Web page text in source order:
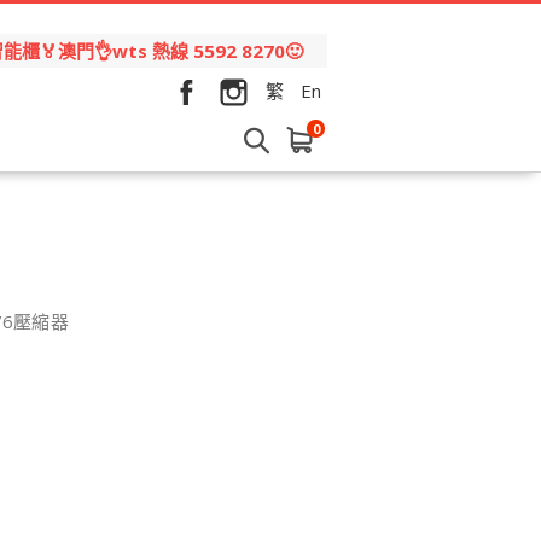
能櫃🏅澳門👌wts 熱線 5592 8270🙂
繁
En
0
壓縮器